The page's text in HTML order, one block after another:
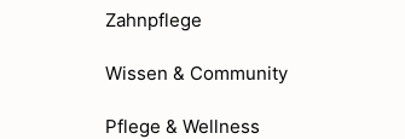
Zahnpflege
Wissen & Community
Pflege & Wellness